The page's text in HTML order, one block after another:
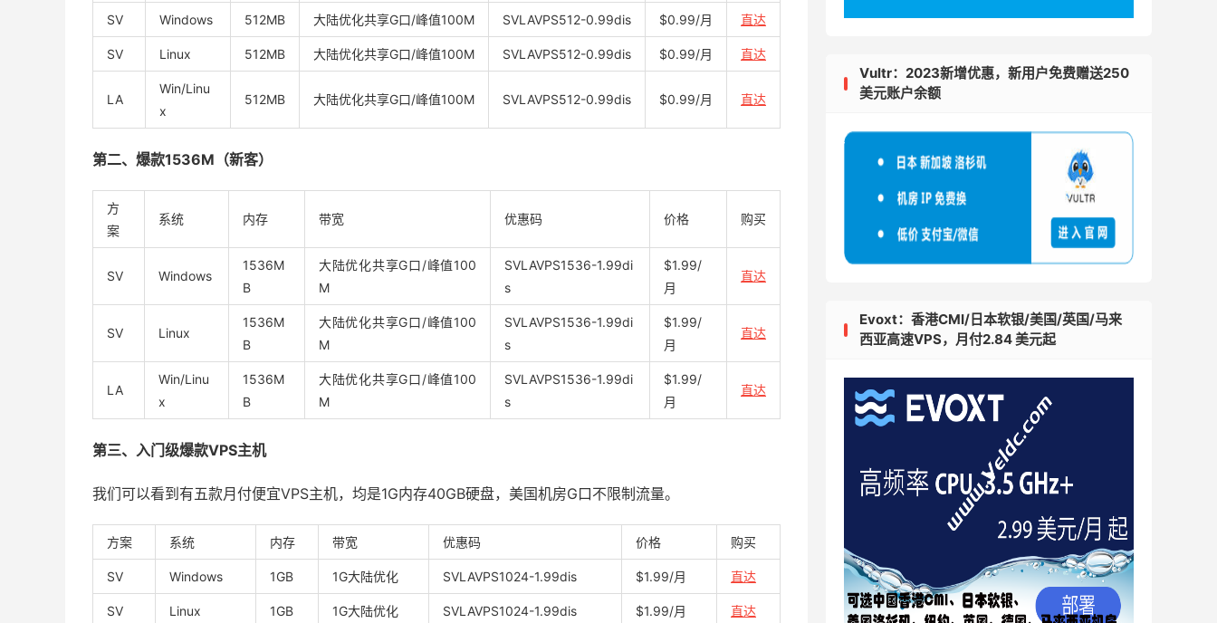
SV Windows 512MB 大陆优化共享G口/峰值100M SVLAVPS512-0.99dis $0.99/月 直达
SV Linux 512MB 大陆优化共享G口/峰值100M SVLAVPS512-0.99dis $0.99/月 直达
LA
Win/Linu
x
512MB 大陆优化共享G口/峰值100M SVLAVPS512-0.99dis $0.99/月 直达
第二、爆款1536M（新客）
方
案
系统 内存 带宽 优惠码 价格 购买
SV Windows
1536M
B
大陆优化共享G口/峰值100
M
SVLAVPS1536-1.99di
s
$1.99/
月
直达
SV Linux
1536M
B
大陆优化共享G口/峰值100
M
SVLAVPS1536-1.99di
s
$1.99/
月
直达
LA
Win/Linu
x
1536M
B
大陆优化共享G口/峰值100
M
SVLAVPS1536-1.99di
s
$1.99/
月
直达
第三、入门级爆款VPS主机
我们可以看到有五款月付便宜VPS主机，均是1G内存40GB硬盘，美国机房G口不限制流量。
方案 系统 内存 带宽 优惠码 价格 购买
SV Windows 1GB 1G大陆优化 SVLAVPS1024-1.99dis $1.99/月 直达
SV Linux 1GB 1G大陆优化 SVLAVPS1024-1.99dis $1.99/月 直达
Vultr：2023新增优惠，新用户免费赠送250
美元账户余额
Evoxt：香港CMI/日本软银/美国/英国/马来
西亚高速VPS，月付2.84 美元起